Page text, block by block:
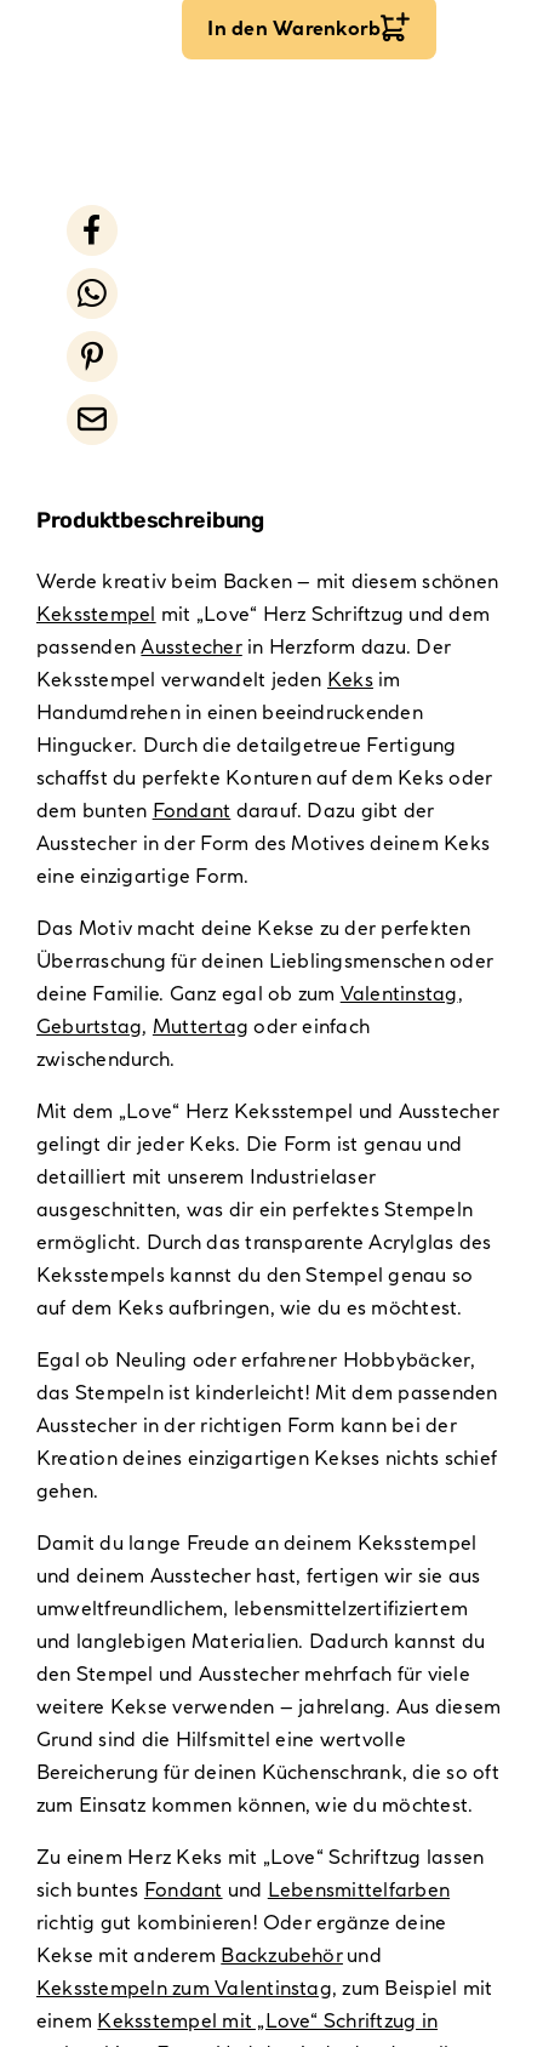
In den Warenkorb
Produktbeschreibung
Werde kreativ beim Backen – mit diesem schönen
Keksstempel mit „Love“ Herz Schriftzug und dem
passendenAusstecherin Herzform dazu. Der
Keksstempel verwandelt jeden Keksim
Handumdrehen in einen beeindruckenden
Hingucker. Durch die detailgetreue Fertigung
schaffst du perfekte Konturen auf dem Keks oder
dem bunten Fondant darauf. Dazu gibt der
Ausstecher in der Form des Motives deinem Keks
eine einzigartige Form.
Das Motiv macht deine Kekse zu der perfekten
Überraschung für deinen Lieblingsmenschen oder
deine Familie. Ganz egal ob zum Valentinstag,
Geburtstag, Muttertag oder einfach
zwischendurch.
Mit dem „Love“ Herz Keksstempel und Ausstecher
gelingt dir jeder Keks. Die Form ist genau und
detailliert mit unserem Industrielaser
ausgeschnitten, was dir ein perfektes Stempeln
ermöglicht. Durch das transparente Acrylglas des
Keksstempels kannst du den Stempel genau so
auf dem Keks aufbringen, wie du es möchtest.
Egal ob Neuling oder erfahrener Hobbybäcker,
das Stempeln ist kinderleicht! Mit dem passenden
Ausstecher in der richtigen Form kann bei der
Kreation deines einzigartigen Kekses nichts schief
gehen.
Damit du lange Freude an deinem Keksstempel
und deinem Ausstecher hast, fertigen wir sie aus
umweltfreundlichem, lebensmittelzertifiziertem
und langlebigen Materialien. Dadurch kannst du
den Stempel und Ausstecher mehrfach für viele
weitere Kekse verwenden – jahrelang. Aus diesem
Grund sind die Hilfsmittel eine wertvolle
Bereicherung für deinen Küchenschrank, die so oft
zum Einsatz kommen können, wie du möchtest.
Zu einem Herz Keks mit „Love“ Schriftzug lassen
sich buntes Fondant und Lebensmittelfarben
richtig gut kombinieren! Oder ergänze deine
Kekse mit anderem Backzubehörund
Keksstempeln zum Valentinstag, zum Beispiel mit
einem Keksstempel mit „Love“ Schriftzug in